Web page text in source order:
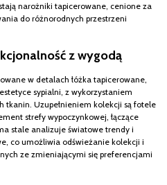
narożniki tapicerowane, cenione za
do różnorodnych przestrzeni
z wygodą
w detalach łóżka tapicerowane,
sypialni, z wykorzystaniem
tkanin. Uzupełnieniem kolekcji są fotele
strefy wypoczynkowej, łączące
stale analizuje światowe trendy i
co umożliwia odświeżanie kolekcji i
ze zmieniającymi się preferencjami